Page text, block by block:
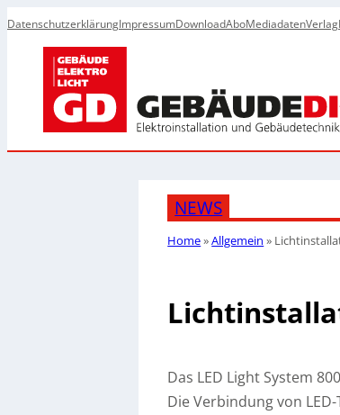
DatenschutzerklärungImpressumDownloadAboMediadatenVerlag
NEWS
Home»Allgemein »
Das LED Light System
Die Verbindung von